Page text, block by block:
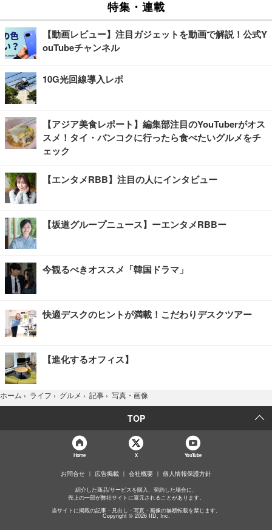
特集・連載
【動画レビュー】注目ガジェットを動画で解説！公式Y
ouTubeチャンネル
10G光回線導入レポ
【アジア美食レポート】編集部注目のYouTuberがオス
スメ！タイ・バンコクに行ったら食べたいグルメをチ
ェック
【エンタメRBB】注目の人にインタビュー
【坂道グループニュース】ーエンタメRBBー
今観るべきオススメ「韓国ドラマ」
快適デスクのヒントが満載！こだわりデスクツアー
【進化するオフィス】
ホーム › ライフ › グルメ › 記事 › 写真・画像
TOP
Home X YouTube
お問合せ 広告掲載 会社概要 個人情報保護方針
紹介した商品/サービスを購入、契約した場合に、
売上の一部が弊社サイトに還元されることがあります。
当サイトに掲載の記事・見出し・写真・画像の無断転載を禁じます。
Copyright © 2026 IID, Inc.